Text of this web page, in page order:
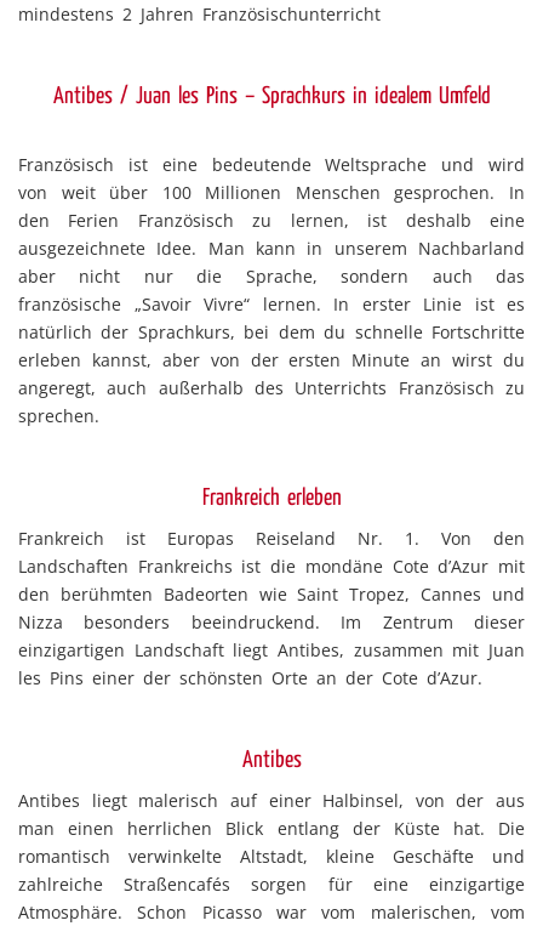
mindestens 2 Jahren Französischunterricht
Antibes / Juan les Pins – Sprachkurs in idealem Umfeld
Französisch ist eine bedeutende Weltsprache und wird
von weit über 100 Millionen Menschen gesprochen. In
den Ferien Französisch zu lernen, ist deshalb eine
ausgezeichnete Idee. Man kann in unserem Nachbarland
aber nicht nur die Sprache, sondern auch das
französische „Savoir Vivre“ lernen. In erster Linie ist es
natürlich der Sprachkurs, bei dem du schnelle Fortschritte
erleben kannst, aber von der ersten Minute an wirst du
angeregt, auch außerhalb des Unterrichts Französisch zu
sprechen.
Frankreich erleben
Frankreich ist Europas Reiseland Nr. 1. Von den
Landschaften Frankreichs ist die mondäne Cote d’Azur mit
den berühmten Badeorten wie Saint Tropez, Cannes und
Nizza besonders beeindruckend. Im Zentrum dieser
einzigartigen Landschaft liegt Antibes, zusammen mit Juan
les Pins einer der schönsten Orte an der Cote d’Azur.
Antibes
Antibes liegt malerisch auf einer Halbinsel, von der aus
man einen herrlichen Blick entlang der Küste hat. Die
romantisch verwinkelte Altstadt, kleine Geschäfte und
zahlreiche Straßencafés sorgen für eine einzigartige
Atmosphäre. Schon Picasso war vom malerischen, vom